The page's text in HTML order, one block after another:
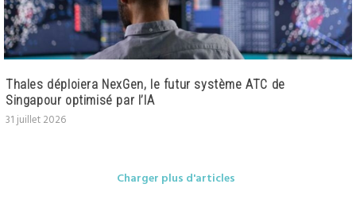
Thales déploiera NexGen, le futur système ATC de
Singapour optimisé par l’IA
31 juillet 2026
Charger plus d'articles